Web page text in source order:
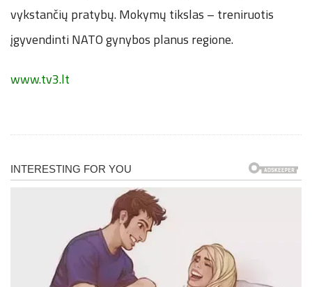
vykstančių pratybų. Mokymų tikslas – treniruotis
įgyvendinti NATO gynybos planus regione.
www.tv3.lt